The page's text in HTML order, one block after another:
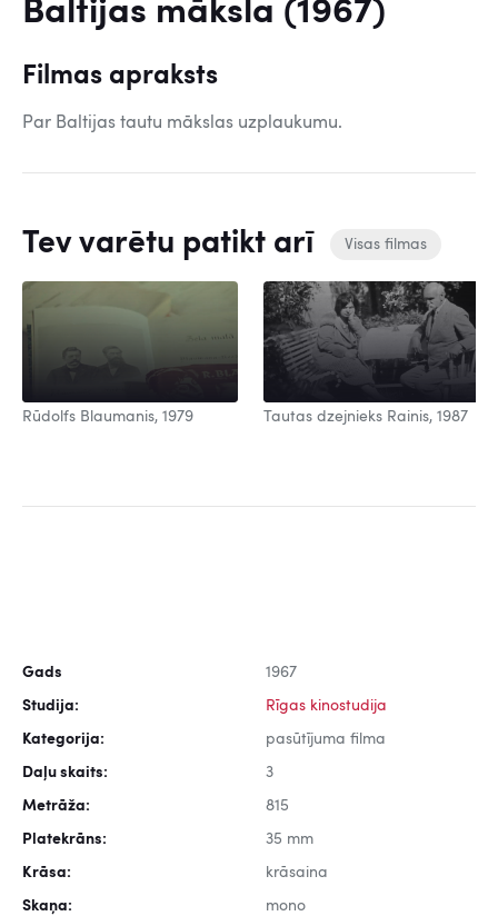
Baltijas māksla (1967)
Filmas apraksts
Par Baltijas tautu mākslas uzplaukumu.
Tev varētu patikt arī Visas filmas
Rūdolfs Blaumanis, 1979 Tautas dzejnieks Rainis, 1987
Gads 1967
Studija: Rīgas kinostudija
Kategorija: pasūtījuma filma
Daļu skaits: 3
Metrāža: 815
Platekrāns: 35 mm
Krāsa: krāsaina
Skaņa: mono